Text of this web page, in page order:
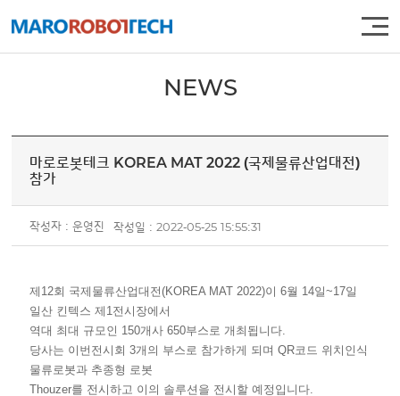
NEWS
마로로봇테크 KOREA MAT 2022 (국제물류산업대전)
참가
작성자 : 운영진 작성일 : 2022-05-25 15:55:31
제12회 국제물류산업대전(KOREA MAT 2022)이 6월 14일~17일
일산 킨텍스 제1전시장에서
역대 최대 규모인 150개사 650부스로 개최됩니다.
당사는 이번전시회 3개의 부스로 참가하게 되며 QR코드 위치인식
물류로봇과 추종형 로봇
Thouzer를 전시하고 이의 솔루션을 전시할 예정입니다.